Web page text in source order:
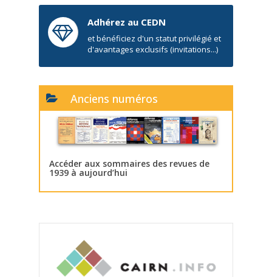
Adhérez au CEDN
et bénéficiez d'un statut privilégié et
d'avantages exclusifs (invitations...)
Anciens numéros
Accéder aux sommaires des revues de
1939 à aujourd’hui